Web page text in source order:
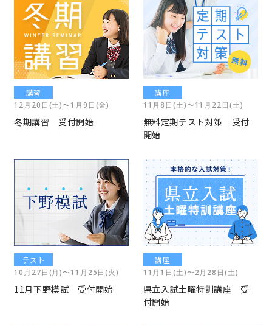
よくある質問
採用情報
講習
12月20日(土)〜1月9日(金)
冬期講習 受付開始
講座
11月8日(土)〜11月22日(土)
無料定期テスト対策 受付
開始
テスト
10月27日(月)〜11月25日(火)
11月下野模試 受付開始
講座
11月1日(土)〜2月28日(土)
県立入試土曜特訓講座 受
付開始